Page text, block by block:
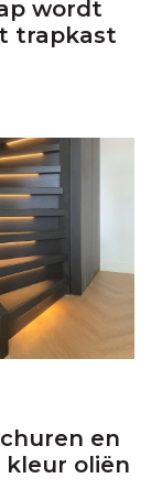
wordt
trapkast
en
oliën